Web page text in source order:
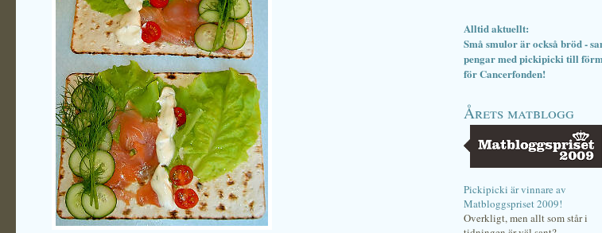
Alltid aktuellt:
Små smulor är också bröd -
pengar med pickipicki till
för Cancerfonden!
Årets matblogg
Pickipicki är vinnare av
Matbloggspriset 2009!
Overkligt, men allt som står i